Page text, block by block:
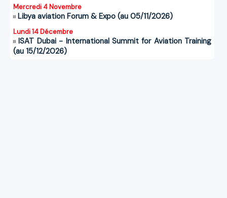
Mercredi 4 Novembre
Libya aviation Forum & Expo (au 05/11/2026)
Lundi 14 Décembre
ISAT Dubai - International Summit for Aviation Training
(au 15/12/2026)